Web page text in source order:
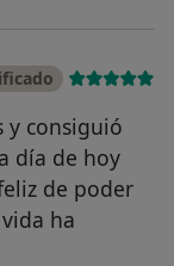
y consiguió
día de hoy
de poder
ha